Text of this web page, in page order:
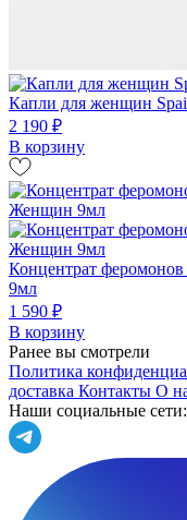
Капли для женщин
2 190 ₽
В корзину
Концентрат
9мл
1 590 ₽
В корзину
Ранее вы смотрели
Политика
доставка Контакты О
Наши социальные сети: